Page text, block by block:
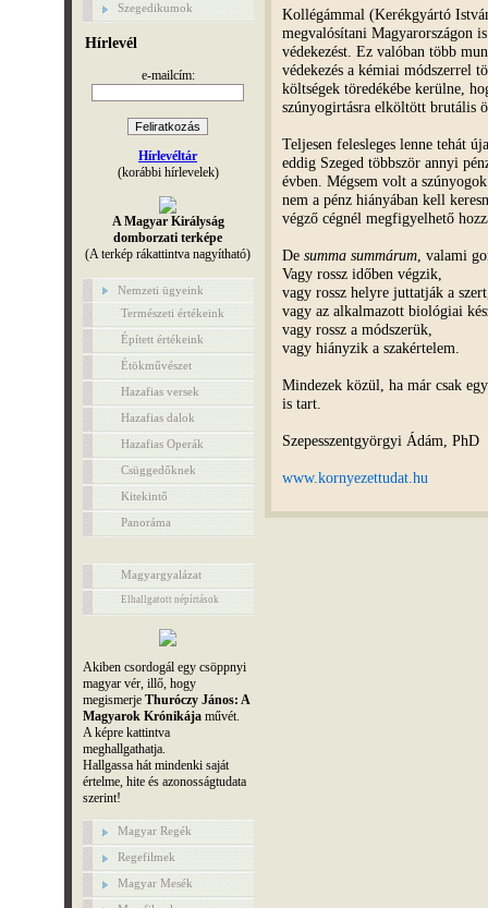
Szegedikumok
Hírlevél
e-mailcím:
Hírlevéltár
(korábbi hírlevelek)
A Magyar Királyság
domborzati terképe
(A terkép rákattintva nagyítható)
Nemzeti ügyeink
Természeti értékeink
Épített értékeink
Étökművészet
Hazafias versek
Hazafias dalok
Hazafias Operák
Csüggedőknek
Kitekintő
Panoráma
Magyargyalázat
Elhallgatott népírtások
Akiben csordogál egy csöppnyi
magyar vér, illő, hogy
megismerje Thuróczy János: A
Magyarok Krónikájaművét.
A képre kattintva
meghallgathatja.
Hallgassa hát mindenki saját
értelme, hite és azonosságtudata
szerint!
Magyar Regék
Regefilmek
Magyar Mesék
Kollégámmal (Kerékgyártó
megvalósítani Magyarországon
védekezést. Ez valóban több
védekezés a kémiai módszerrel
költségek töredékébe kerülne,
szúnyogirtásra elköltött brutális
Teljesen felesleges lenne tehát
eddig Szeged többször annyi
évben. Mégsem volt a
nem a pénz hiányában kell
végző cégnél megfigyelhető
De summa summárum, valami
Vagy rossz időben végzik,
vagy rossz helyre juttatják a
vagy az alkalmazott biológiai
vagy rossz a módszerük,
vagy hiányzik a szakértelem.
Mindezek közül, ha már csak
is tart.
Szepesszentgyörgyi Ádám, PhD
www.kornyezettudat.hu